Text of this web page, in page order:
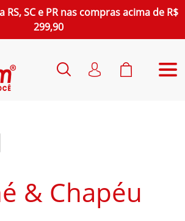
RS, SC e PRnas compras acima de R$
299,90
& Chapéu